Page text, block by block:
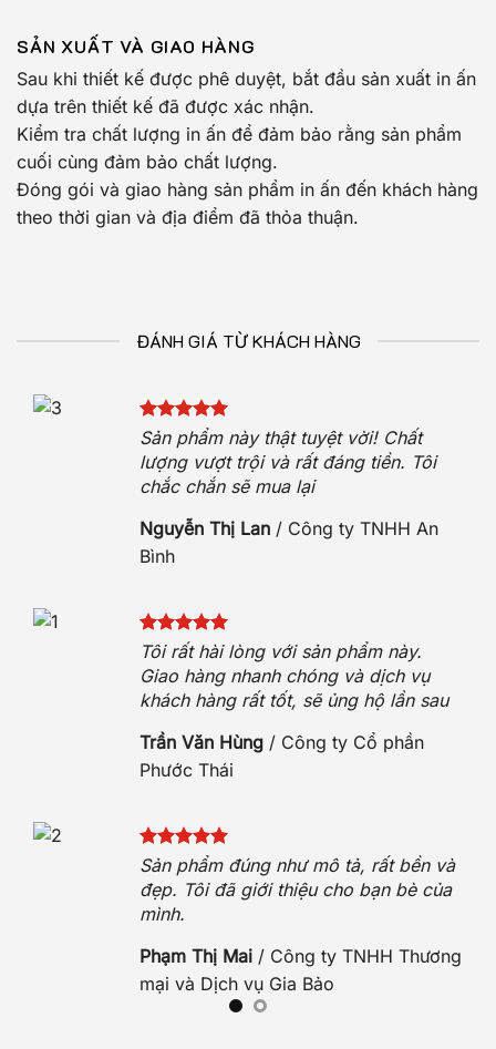
SẢN XUẤT VÀ GIAO HÀNG
Sau khi thiết kế được phê duyệt, bắt đầu sản xuất in ấn
dựa trên thiết kế đã được xác nhận.
Kiểm tra chất lượng in ấn để đảm bảo rằng sản phẩm
cuối cùng đảm bảo chất lượng.
Đóng gói và giao hàng sản phẩm in ấn đến khách hàng
theo thời gian và địa điểm đã thỏa thuận.
ĐÁNH GIÁ TỪ KHÁCH HÀNG
Sản phẩm này thật tuyệt vời! Chất
lượng vượt trội và rất đáng tiền. Tôi
chắc chắn sẽ mua lại
Nguyễn Thị Lan / Công ty TNHH An
Bình
Tôi rất hài lòng với sản phẩm này.
Giao hàng nhanh chóng và dịch vụ
khách hàng rất tốt, sẽ ủng hộ lần sau
Trần Văn Hùng / Công ty Cổ phần
Phước Thái
Sản phẩm đúng như mô tả, rất bền và
đẹp. Tôi đã giới thiệu cho bạn bè của
mình.
Phạm Thị Mai / Công ty TNHH Thương
mại và Dịch vụ Gia Bảo